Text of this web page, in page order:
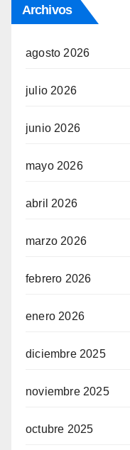
Archivos
agosto 2026
julio 2026
junio 2026
mayo 2026
abril 2026
marzo 2026
febrero 2026
enero 2026
diciembre 2025
noviembre 2025
octubre 2025